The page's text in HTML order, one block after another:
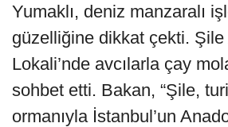
Yumaklı, deniz manzaralı
güzelliğine dikkat çekti. Şile
Lokali’nde avcılarla çay
sohbet etti. Bakan, “Şile,
ormanıyla İstanbul’un